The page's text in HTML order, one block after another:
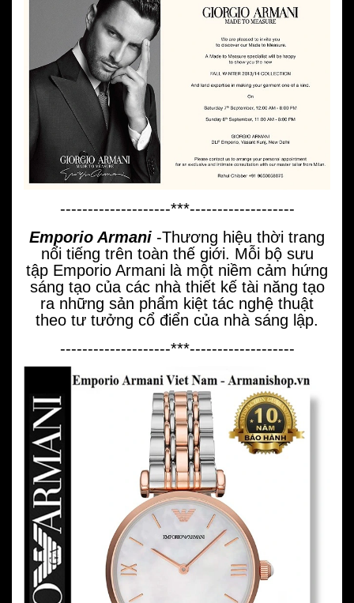
--------------------***-------------------
Emporio Armani -Thương hiệu thời trang
nổi tiếng trên toàn thế giới. Mỗi bộ sưu
tập Emporio Armani là một niềm cảm hứng
sáng tạo của các nhà thiết kế tài năng tạo
ra những sản phẩm kiệt tác nghệ thuật
theo tư tưởng cổ điển của nhà sáng lập.
--------------------***-------------------